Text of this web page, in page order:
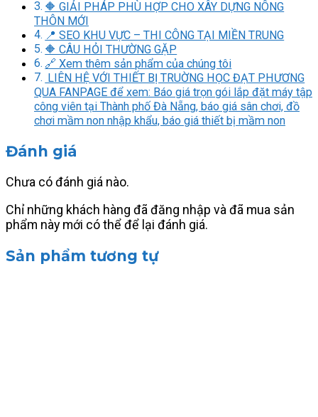
🔶 GIẢI PHÁP PHÙ HỢP CHO XÂY DỰNG NÔNG
THÔN MỚI
📍 SEO KHU VỰC – THI CÔNG TẠI MIỀN TRUNG
🔶 CÂU HỎI THƯỜNG GẶP
🔗 Xem thêm sản phẩm của chúng tôi
LIÊN HỆ VỚI THIẾT BỊ TRUỜNG HỌC ĐẠT PHƯƠNG
QUA FANPAGE để xem: Báo giá trọn gói lắp đặt máy tập
công viên tại Thành phố Đà Nẵng, báo giá sân chơi, đồ
chơi mầm non nhập khẩu, báo giá thiết bị mầm non
Đánh giá
Chưa có đánh giá nào.
Chỉ những khách hàng đã đăng nhập và đã mua sản
phẩm này mới có thể để lại đánh giá.
Sản phẩm tương tự